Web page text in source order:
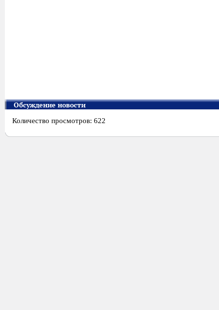
Обсуждение новости
Количество просмотров: 622